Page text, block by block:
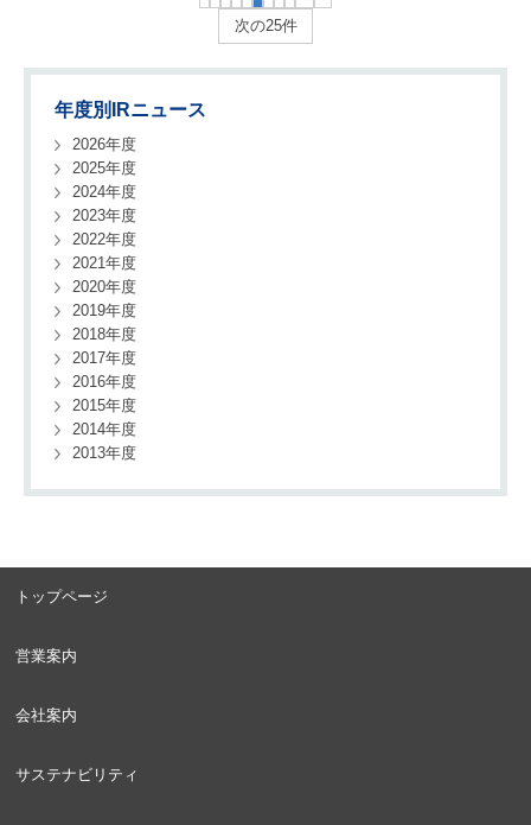
次の25件
年度別IRニュース
2026年度
2025年度
2024年度
2023年度
2022年度
2021年度
2020年度
2019年度
2018年度
2017年度
2016年度
2015年度
2014年度
2013年度
トップページ
営業案内
会社案内
サステナビリティ